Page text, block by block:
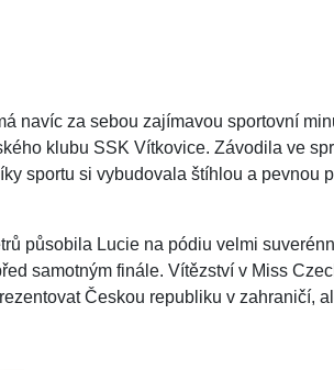
navíc za sebou zajímavou sportovní
klubu SSK Vítkovice. Závodila ve
sportu si vybudovala štíhlou a pevnou
působila Lucie na pódiu velmi
samotným finále. Vítězství v Miss
Českou republiku v zahraničí,